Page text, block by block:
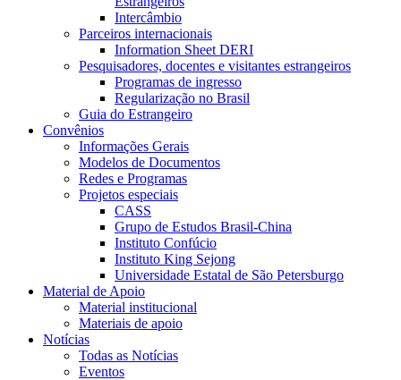
Intercâmbio
Parceiros internacionais
Information Sheet DERI
Pesquisadores, docentes e visitantes estrangeiros
Programas de ingresso
Regularização no Brasil
Guia do Estrangeiro
Convênios
Informações Gerais
Modelos de Documentos
Redes e Programas
Projetos especiais
CASS
Grupo de Estudos Brasil-China
Instituto Confúcio
Instituto King Sejong
Universidade Estatal de São Petersburgo
Material de Apoio
Material institucional
Materiais de apoio
Notícias
Todas as Notícias
Eventos